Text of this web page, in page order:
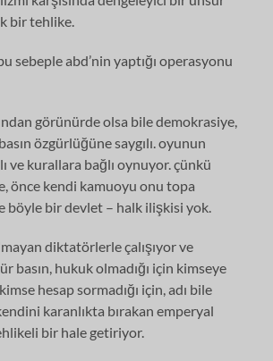
bir tehlike.
sebeple abd’nin yaptığı operasyonu
görünürde olsa bile demokrasiye,
özgürlüğüne saygılı. oyunun
ve kurallara bağlı oynuyor. çünkü
önce kendi kamuoyu onu topa
böyle bir devlet – halk ilişkisi yok.
diktatörlerle çalışıyor ve
basın, hukuk olmadığı için kimseye
hesap sormadığı için, adı bile
karanlıkta bırakan emperyal
bir hale getiriyor.